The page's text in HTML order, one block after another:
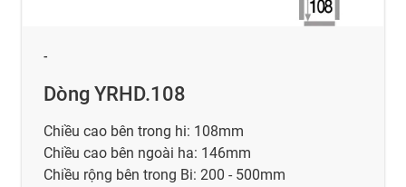
-
Dòng YRHD.108
Chiều cao bên trong hi: 108mm
Chiều cao bên ngoài ha: 146mm
Chiều rộng bên trong Bi: 200 - 500mm